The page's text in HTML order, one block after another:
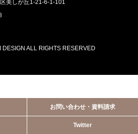
美しが丘1-21-6-1-101
ALL RIGHTS RESERVED
お問い合わせ・資料請求
Twitter